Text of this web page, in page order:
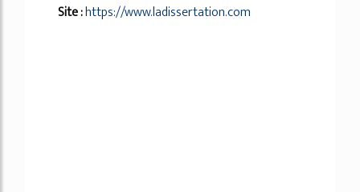
Site :https://www.ladissertation.com